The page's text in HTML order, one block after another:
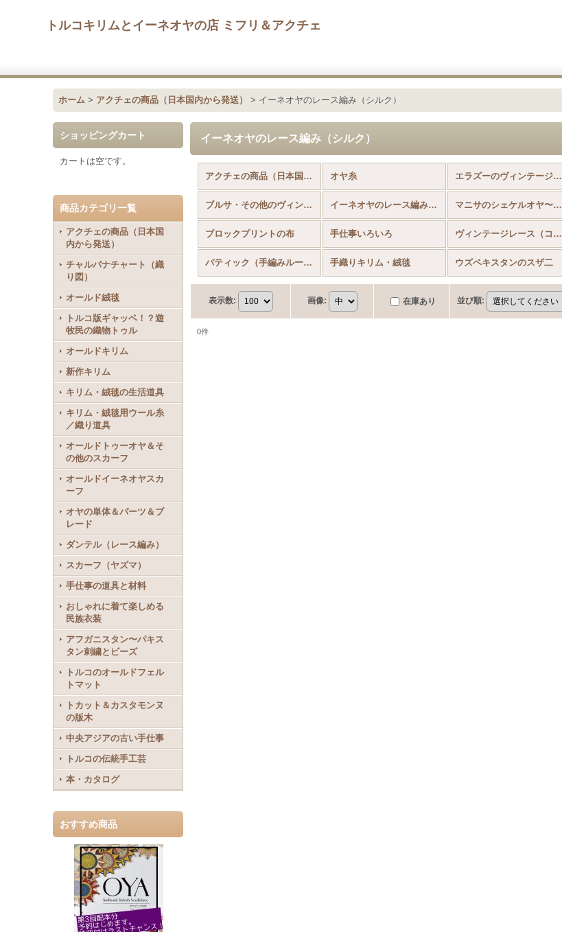
トルコキリムとイーネオヤの店 ミフリ＆アクチェ
ホーム > アクチェの商品（日本国内から発送） > イーネオヤのレース編み（シルク）
ショッピングカート
カートは空です。
商品カテゴリ一覧
アクチェの商品（日本国
内から発送）
チャルパナチャート（織
り図）
オールド絨毯
トルコ版ギャッベ！？遊
牧民の織物トゥル
オールドキリム
新作キリム
キリム・絨毯の生活道具
キリム・絨毯用ウール糸
／織り道具
オールドトゥーオヤ＆そ
の他のスカーフ
オールドイーネオヤスカ
ーフ
オヤの単体＆パーツ＆ブ
レード
ダンテル（レース編み）
スカーフ（ヤズマ）
手仕事の道具と材料
おしゃれに着て楽しめる
民族衣装
アフガニスタン〜パキス
タン刺繍とビーズ
トルコのオールドフェル
トマット
トカット＆カスタモンヌ
の版木
中央アジアの古い手仕事
トルコの伝統手工芸
本・カタログ
おすすめ商品
イーネオヤのレース編み（シルク）
アクチェの商品（日本国内から発送） (全商品) オヤ糸 エラズーのヴィンテージのイーネオヤ
ブルサ・その他のヴィンテージ・イーネオヤ イーネオヤのレース編み（シルク） マニサのシェケルオヤ〜イーネからトゥーへの移行期
ブロックプリントの布 手仕事いろいろ ヴィンテージレース（コットン）
パティック（手編みルームシューズ） 手織りキリム・絨毯 ウズベキスタンのスザ二
表示数: 画像: 在庫あり 並び順:
0件